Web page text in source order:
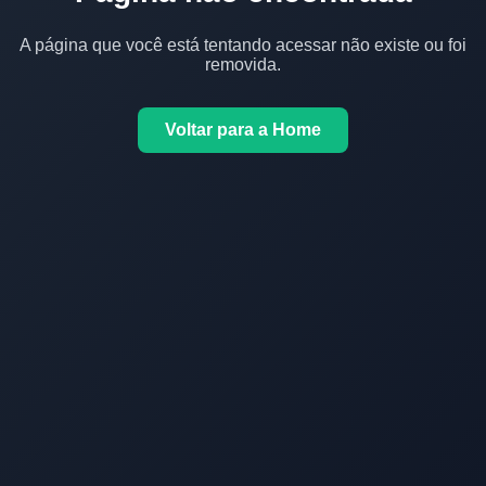
A página que você está tentando acessar não existe ou foi
removida.
Voltar para a Home